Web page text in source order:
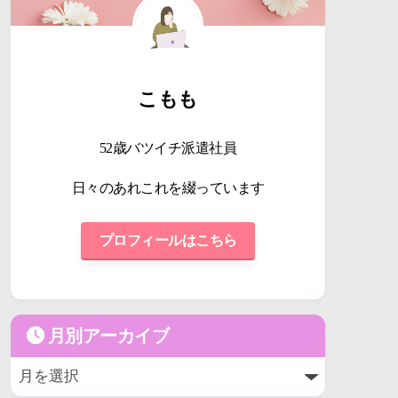
こもも
52歳バツイチ派遣社員
日々のあれこれを綴っています
プロフィールはこちら
月別アーカイブ